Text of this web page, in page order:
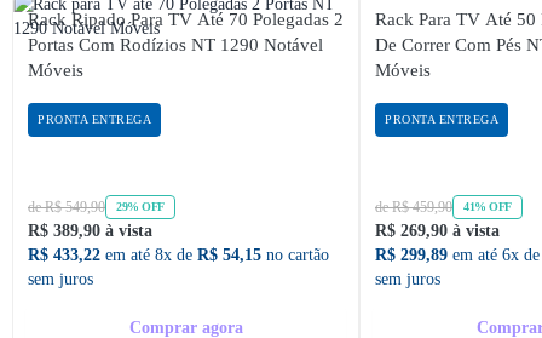
Rack Ripado Para TV Até 70 Polegadas 2
Portas Com Rodízios NT 1290 Notável
Móveis
PRONTA ENTREGA
de R$ 549,90 29% OFF
R$ 389,90 à vista
R$ 433,22 em até 8x de R$ 54,15 no cartão
sem juros
Comprar agora
Rack Para TV Até 50
De Correr Com Pés
Móveis
PRONTA ENTREGA
de R$ 459,90 41% OFF
R$ 269,90 à vista
R$ 299,89 em até 6x
sem juros